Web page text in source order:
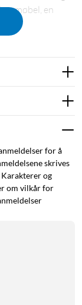
møbel, en
en USB-C-lader
Benytter
gir høyere
fordi blekket
for å
skrives
og
om vilkår for